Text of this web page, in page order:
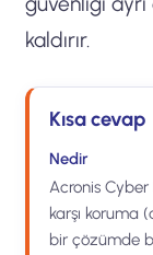
kaldırır.
Kısa cevap
Nedir
Acronis Cyber
karşı koruma
bir çözümde